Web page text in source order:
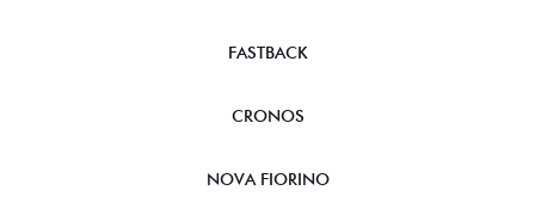
FASTBACK
CRONOS
NOVA FIORINO